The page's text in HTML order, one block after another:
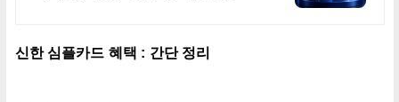
신한 심플카드 혜택 : 간단 정리